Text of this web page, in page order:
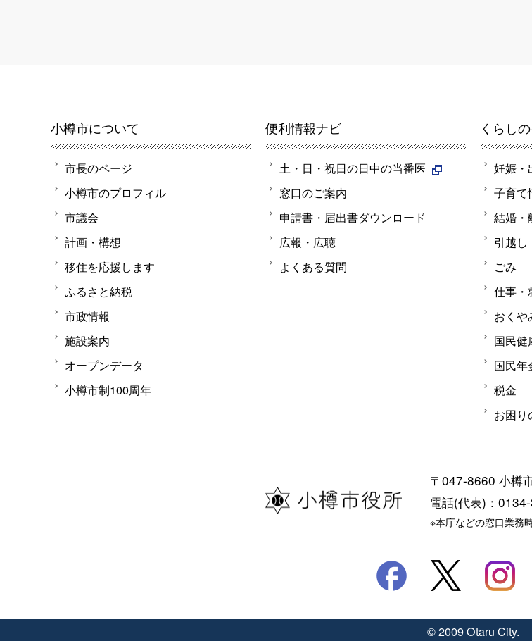
小樽市について
市長のページ
小樽市のプロフィル
市議会
計画・構想
移住を応援します
ふるさと納税
市政情報
施設案内
オープンデータ
小樽市制100周年
便利情報ナビ
土・日・祝日の日中の当番医
窓口のご案内
申請書・届出書ダウンロード
広報・広聴
よくある質問
くらし
妊娠・
子育て
結婚・
引越し
ごみ
仕事・
おくや
国民健
国民年
税金
お困り
〒047-8660 小樽
電話(代表)：
※本庁などの窓口業務
© 2009 Otaru City.